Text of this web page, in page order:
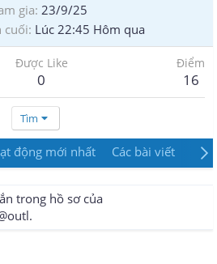
gia 23/9/25
cuối Lúc 22:45 Hôm qua
Được Like
0
Điểm
16
Tìm
động mới nhất Các bài viết
trong hồ sơ của